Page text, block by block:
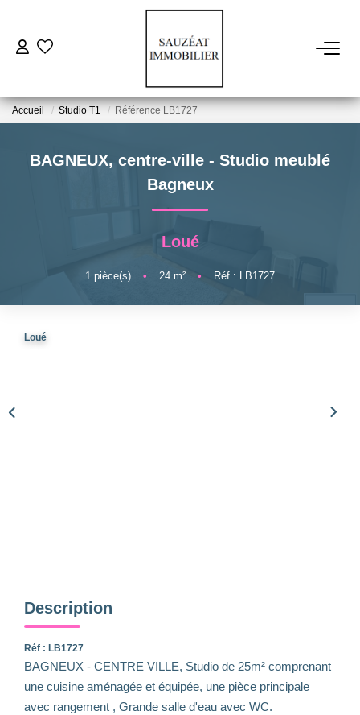
ESTIMER
FAIRE GÉRER
Accueil Studio T1 Référence LB1727
BAGNEUX, centre-ville - Studio meublé
Bagneux
Loué
1 pièce(s) • 24 m² • Réf : LB1727
Loué
Description
Réf : LB1727
BAGNEUX - CENTRE VILLE, Studio de 25m² comprenant
une cuisine aménagée et équipée, une pièce principale
avec rangement , Grande salle d'eau avec WC.